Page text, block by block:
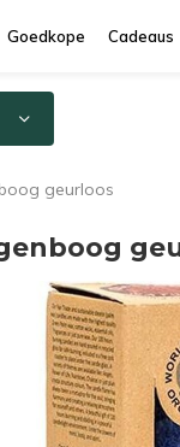
Goedkope Cadeaus
geurloos